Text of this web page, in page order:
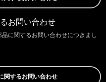
お問い合わせ
に関するお問い合わせにつきまし
関するお問い合わせ